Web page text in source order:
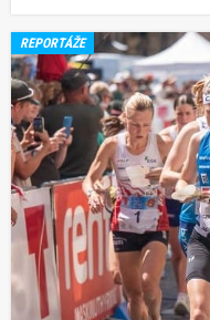
REPORTÁŽE